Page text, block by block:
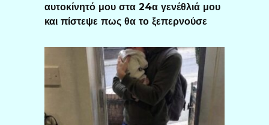
αυτοκίνητό μου στα 24α γενέθλιά μου
και πίστεψε πως θα το ξεπερνούσε